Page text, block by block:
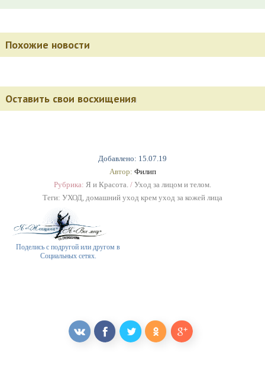
Добавлено: 15.07.19
Автор: Филип
Рубрика: Я и Красота. / Уход за лицом и телом.
Теги: УХОД, домашний уход крем уход за кожей лица
Поделись с подругой или другом в
Социальных сетях.
Похожие новости
Оставить свои восхищения